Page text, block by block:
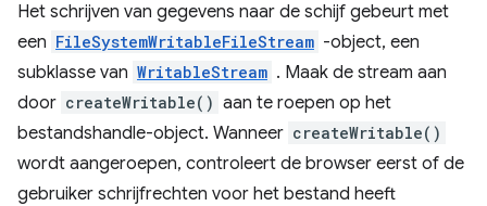
Het schrijven van gegevens naar de schijf gebeurt met
een FileSystemWritableFileStream -object, een
subklasse van WritableStream . Maak de stream aan
door createWritable() aan te roepen op het
bestandshandle-object. Wanneer createWritable()
wordt aangeroepen, controleert de browser eerst of de
gebruiker schrijfrechten voor het bestand heeft